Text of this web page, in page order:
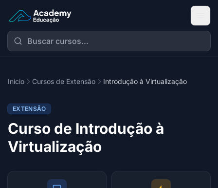
Academy Extensão
Início Cursos de Extensão Introdução à Virtualização
EXTENSÃO
Curso de Introdução à
Virtualização